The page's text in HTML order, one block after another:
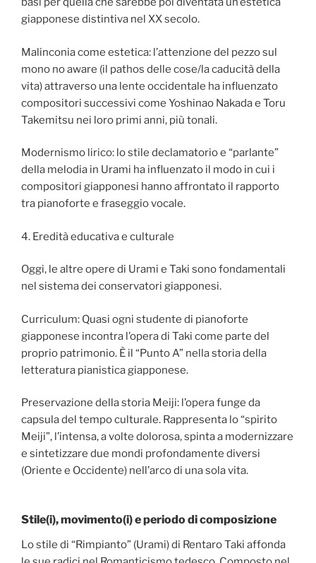
giapponese distintiva nel XX secolo.
Malinconia come estetica: l’attenzione del pezzo sul
mono no aware (il pathos delle cose/la caducità della
vita) attraverso una lente occidentale ha influenzato
compositori successivi come Yoshinao Nakada e Toru
Takemitsu nei loro primi anni, più tonali.
Modernismo lirico: lo stile declamatorio e “parlante”
della melodia in Urami ha influenzato il modo in cui i
compositori giapponesi hanno affrontato il rapporto
tra pianoforte e fraseggio vocale.
4. Eredità educativa e culturale
Oggi, le altre opere di Urami e Taki sono fondamentali
nel sistema dei conservatori giapponesi.
Curriculum: Quasi ogni studente di pianoforte
giapponese incontra l’opera di Taki come parte del
proprio patrimonio. È il “Punto A” nella storia della
letteratura pianistica giapponese.
Preservazione della storia Meiji: l’opera funge da
capsula del tempo culturale. Rappresenta lo “spirito
Meiji”, l’intensa, a volte dolorosa, spinta a modernizzare
e sintetizzare due mondi profondamente diversi
(Oriente e Occidente) nell’arco di una sola vita.
Stile(i), movimento(i) e periodo di composizione
Lo stile di “Rimpianto” (Urami) di Rentaro Taki affonda